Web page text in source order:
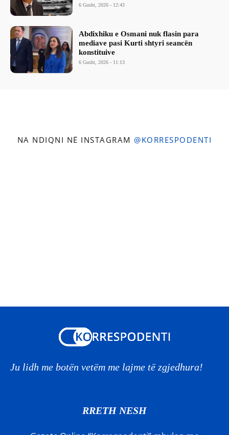
6 Gusht, 2026 - 12:43
Abdixhiku e Osmani nuk flasin para
mediave pasi Kurti shtyri seancën
konstituive
6 Gusht, 2026 - 11:13
NA NDIQNI NË INSTAGRAM @KORRESPODENTI
Ju lidh me botën vetëm me lajme të zgjedhura!
RRETH NESH